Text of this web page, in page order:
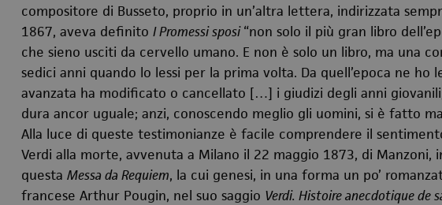
compositore di Busseto, proprio in un’altra lettera, indirizzata
1867, aveva definito I Promessi sposi“non solo il più gran libro
che sieno usciti da cervello umano. E non è solo un libro, ma una
sedici anni quando lo lessi per la prima volta. Da quell’epoca ne
avanzata ha modificato o cancellato […] i giudizi degli anni
dura ancor uguale; anzi, conoscendo meglio gli uomini, si è fatto
Alla luce di queste testimonianze è facile comprendere il
Verdi alla morte, avvenuta a Milano il 22 maggio 1873, di Manzoni,
questa Messa da Requiem, la cui genesi, in una forma un po’
francese Arthur Pougin, nel suo saggio Verdi. Histoire anecdotique de